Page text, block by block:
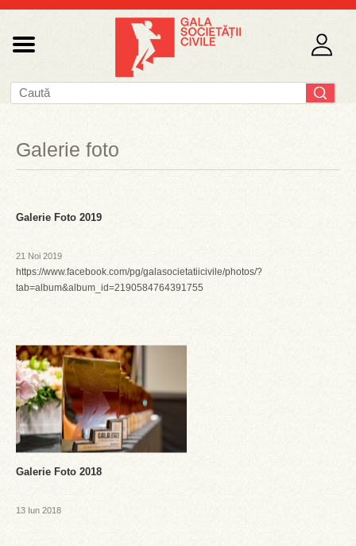
Galerie foto
Galerie Foto 2019
21 Noi 2019
https://www.facebook.com/pg/galasocietatiicivile/photos/?
tab=album&album_id=2190584764391755
Galerie Foto 2018
13 Iun 2018